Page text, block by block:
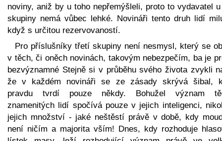
noviny, aniž by u toho nepřemýšleli, proto to vydavatel
skupiny nemá vůbec lehké. Novináři tento druh lidí
když s určitou rezervovaností.
Pro příslušníky třetí skupiny není nesmysl, který se
v těch, či oněch novinách, takovým nebezpečím, ba je
bezvýznamné Stejně si v průběhu svého života zvykli
že v každém novináři se ze zásady skrývá šibal,
pravdu tvrdí pouze někdy. Bohužel význam
znamenitých lidí spočívá pouze v jejich inteligenci,
jejich množství - jaké neštěstí právě v době, kdy
není ničím a majorita vším! Dnes, kdy rozhoduje